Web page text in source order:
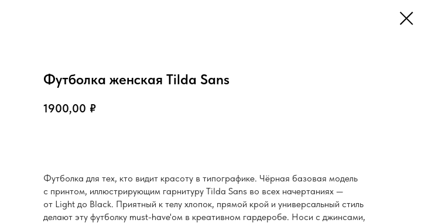
Футболка женская Tilda Sans
1900,00 ₽
Футболка для тех, кто видит красоту в типографике. Чёрная базовая модель
с принтом, иллюстрирующим гарнитуру Tilda Sans во всех начертаниях —
от Light до Black. Приятный к телу хлопок, прямой крой и универсальный стиль
делают эту футболку must-have'ом в креативном гардеробе. Носи с джинсами,